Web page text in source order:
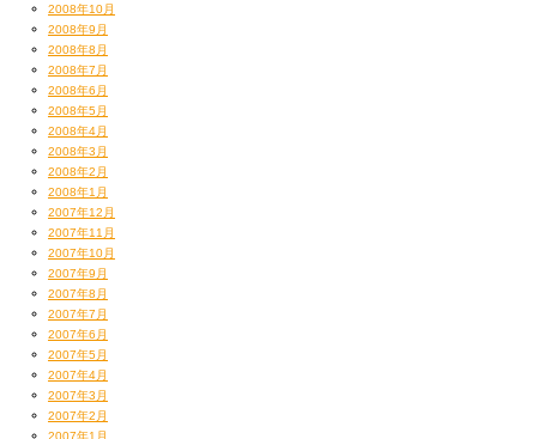
黙々と仕込みをこなすバーテンさんから
「実はファンです」と
サインをお願いされてとても光栄であった！
ちょっとオレのカッコがだらしないのが残念なのだが
店内はこれでもか！ってくらい
昭和のスナックの大コスプレ状態！
『星屑スキャット』さんのポスターや
数々の芸能人のサインや
豊富すぎるお酒のラインナップなどなど
2008年10月
2008年9月
2008年8月
2008年7月
2008年6月
2008年5月
2008年4月
2008年3月
2008年2月
2008年1月
2007年12月
2007年11月
2007年10月
2007年9月
2007年8月
2007年7月
2007年6月
2007年5月
2007年4月
2007年3月
2007年2月
2007年1月